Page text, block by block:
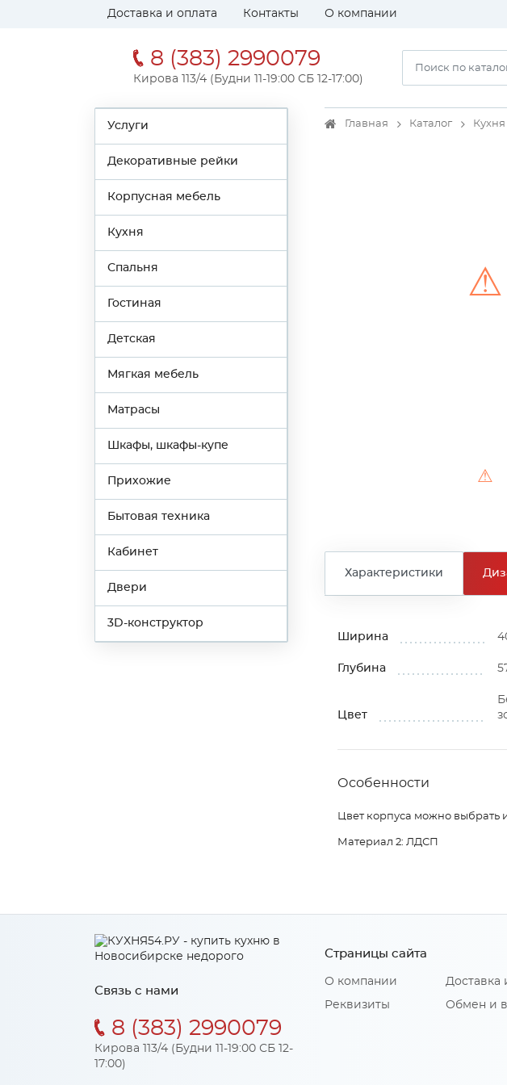
Доставка и оплата Контакты О компании
8 (383) 2990079
Кирова 113/4 (Будни 11-19:00 СБ 12-17:00)
Услуги
Декоративные рейки
Корпусная мебель
Кухня
Спальня
Гостиная
Детская
Мягкая мебель
Матрасы
Шкафы, шкафы-купе
Прихожие
Бытовая техника
Кабинет
Двери
3D-конструктор
Главная Каталог Кухня
⚠
⚠
Характеристики
Ширина
Глубина
Цвет
Особенности
Цвет корпуса можно выбрать
Материал 2: ЛДСП
Связь с нами
8 (383) 2990079
Кирова 113/4 (Будни 11-19:00 СБ 12-
17:00)
Страницы сайта
О компании
Реквизиты
Доставка
Обмен и